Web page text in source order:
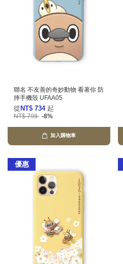
聯名 不友善的奇妙動物 看著你 防
摔手機殼 UFAA05
從 NT$ 734 起
NT$ 798 -8%
加入購物車
優惠